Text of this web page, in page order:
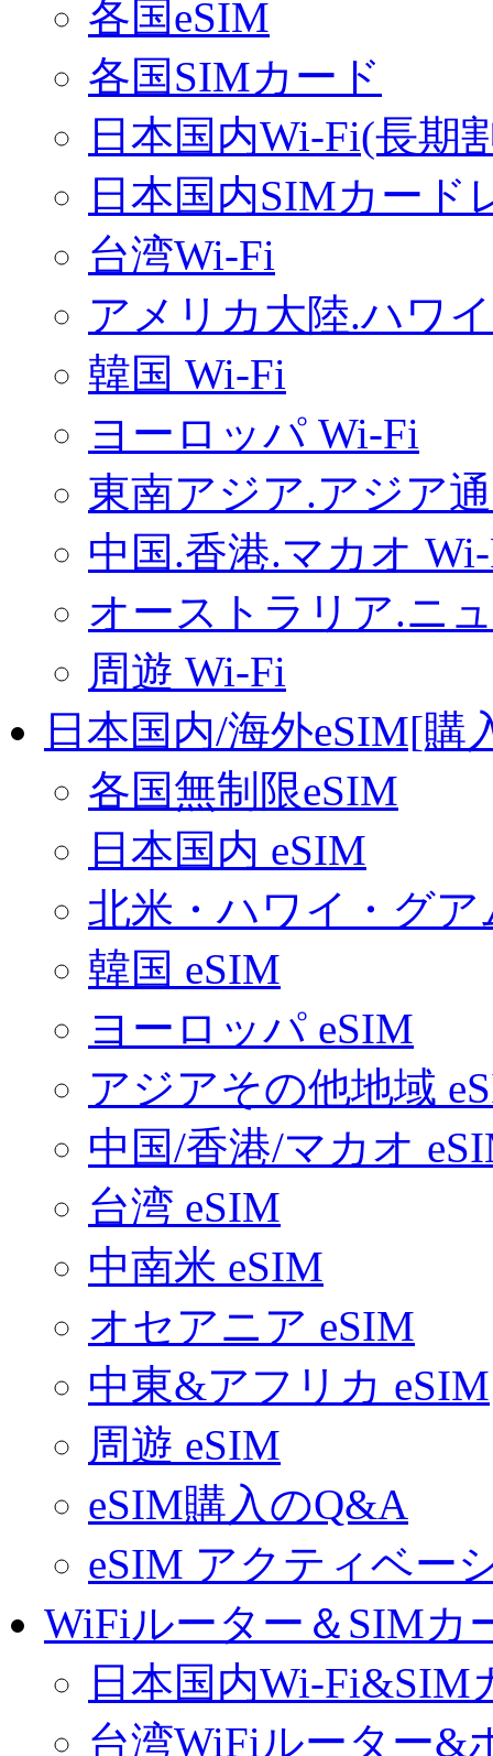
各国eSIM
各国SIMカード
日本国内Wi-Fi(長期
日本国内SIMカード
台湾Wi-Fi
アメリカ大陸.ハワ
韓国 Wi-Fi
ヨーロッパ Wi-Fi
東南アジア.アジア
中国.香港.マカオ
オーストラリア.ニ
周遊 Wi-Fi
日本国内/海外eSIM[購
各国無制限eSIM
日本国内 eSIM
北米・ハワイ・グア
韓国 eSIM
ヨーロッパ eSIM
アジアその他地域
中国/香港/マカオ
台湾 eSIM
中南米 eSIM
オセアニア eSIM
中東&アフリカ eSIM
周遊 eSIM
eSIM購入のQ&A
eSIM アクティベー
WiFiルーター＆SIMカ
日本国内Wi-Fi&SIM
台湾WiFiルーター&